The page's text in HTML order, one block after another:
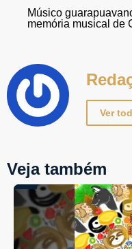
Músico
memória musical de
Ver
Veja também